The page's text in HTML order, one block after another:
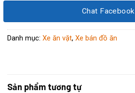
Chat Facebook
Danh mục: Xe ăn vặt, Xe bán đồ ăn
Sản phẩm tương tự